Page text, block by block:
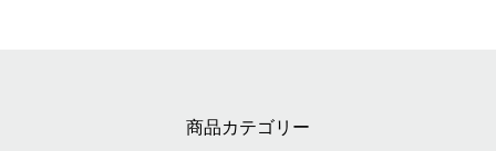
商品カテゴリー